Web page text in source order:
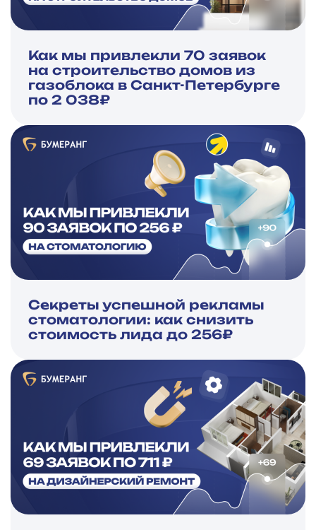
Как мы привлекли 70 заявок
на строительство домов из
газоблока в Санкт-Петербурге
по 2 038₽
Секреты успешной рекламы
стоматологии: как снизить
стоимость лида до 256₽